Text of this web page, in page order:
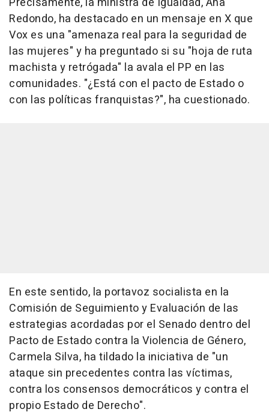
Redondo, ha destacado en un mensaje en X que
Vox es una "amenaza real para la seguridad de
las mujeres" y ha preguntado si su "hoja de ruta
machista y retrógada" la avala el PP en las
comunidades. "¿Está con el pacto de Estado o
con las políticas franquistas?", ha cuestionado.
En este sentido, la portavoz socialista en la
Comisión de Seguimiento y Evaluación de las
estrategias acordadas por el Senado dentro del
Pacto de Estado contra la Violencia de Género,
Carmela Silva, ha tildado la iniciativa de "un
ataque sin precedentes contra las víctimas,
contra los consensos democráticos y contra el
propio Estado de Derecho".